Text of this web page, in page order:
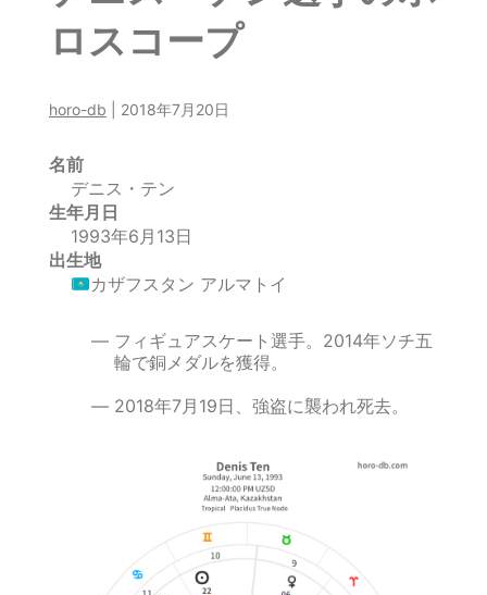
ロスコープ
horo-db 2018年7月20日
名前
デニス・テン
生年月日
1993年6月13日
出生地
カザフスタン アルマトイ
フィギュアスケート選手。2014年ソチ五
輪で銅メダルを獲得。
2018年7月19日、強盗に襲われ死去。